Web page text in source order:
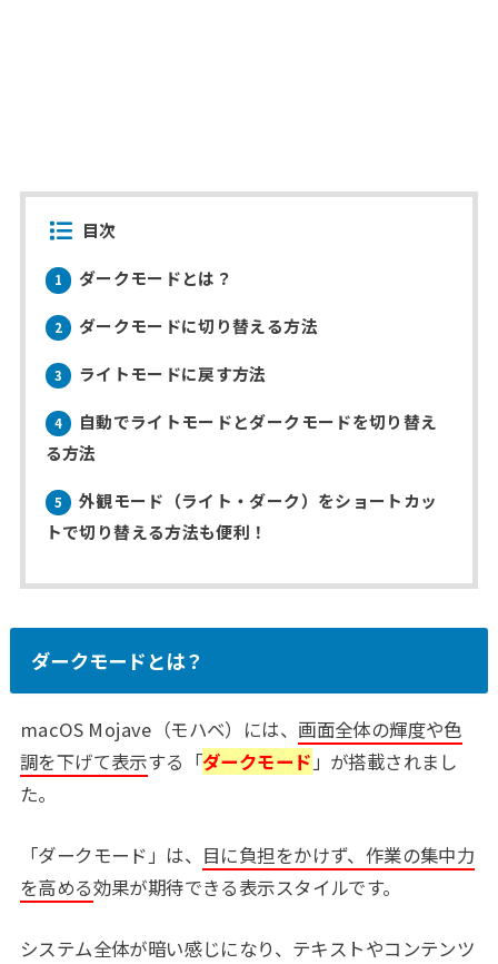
目次
1 ダークモードとは？
2 ダークモードに切り替える方法
3 ライトモードに戻す方法
4
自動でライトモードとダークモードを切り替え
る方法
5
外観モード（ライト・ダーク）をショートカッ
トで切り替える方法も便利！
ダークモードとは？
macOS Mojave（モハベ）には、 画面全体の輝度や色
調を下げて表示する「ダークモード 」が搭載されまし
た。
「ダークモード」は、 目に負担をかけず、作業の集中力
を高める効果が期待できる表示スタイルです。
システム全体が暗い感じになり、テキストやコンテンツ